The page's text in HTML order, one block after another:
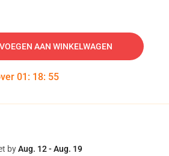
AAN WINKELWAGEN
01 : 18: 54
byAug. 12 - Aug. 19